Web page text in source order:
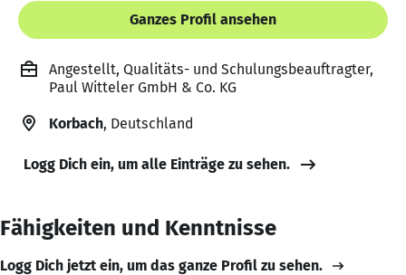
Ganzes Profil ansehen
Angestellt, Qualitäts- und Schulungsbeauftragter,
Paul Witteler GmbH & Co. KG
Korbach, Deutschland
Logg Dich ein, um alle Einträge zu sehen.
Fähigkeiten und Kenntnisse
Logg Dich jetzt ein, um das ganze Profil zu sehen.